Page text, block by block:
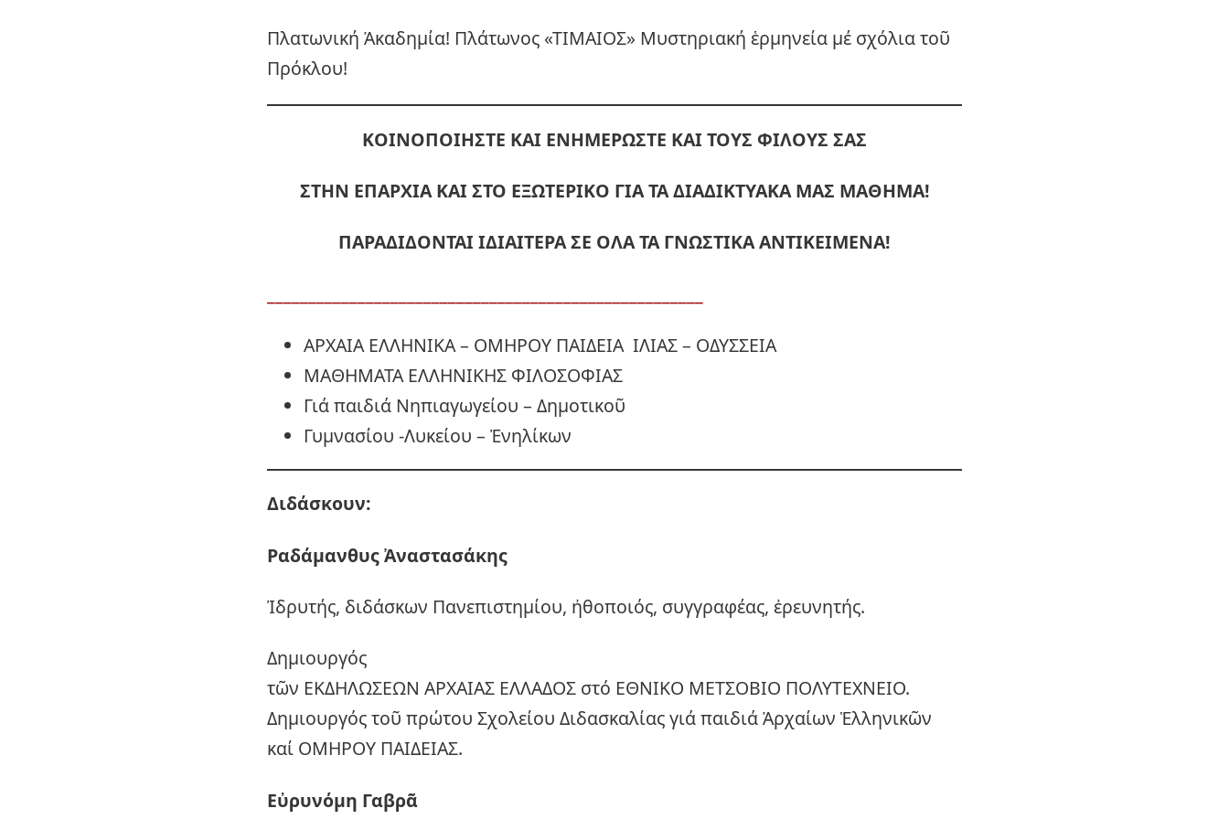
Πλατωνική Ἀκαδημία! Πλάτωνος «ΤΙΜΑΙΟΣ» Μυστηριακή ἑρμηνεία μέ σχόλια τοῦ
Πρόκλου!
ΚΟΙΝΟΠΟΙΗΣΤΕ ΚΑΙ ΕΝΗΜΕΡΩΣΤΕ ΚΑΙ ΤΟΥΣ ΦΙΛΟΥΣ ΣΑΣ
ΣΤΗΝ ΕΠΑΡΧΙΑ ΚΑΙ ΣΤΟ ΕΞΩΤΕΡΙΚΟ ΓΙΑ ΤΑ ΔΙΑΔΙΚΤΥΑΚΑ ΜΑΣ ΜΑΘΗΜΑ!
ΠΑΡΑΔΙΔΟΝΤΑΙ ΙΔΙΑΙΤΕΡΑ ΣΕ ΟΛΑ ΤΑ ΓΝΩΣΤΙΚΑ ΑΝΤΙΚΕΙΜΕΝΑ!
ΑΡΧΑΙΑ ΕΛΛΗΝΙΚΑ – ΟΜΗΡΟΥ ΠΑΙΔΕΙΑ ΙΛΙΑΣ – ΟΔΥΣΣΕΙΑ
ΜΑΘΗΜΑΤΑ ΕΛΛΗΝΙΚΗΣ ΦΙΛΟΣΟΦΙΑΣ
Γιά παιδιά Νηπιαγωγείου – Δημοτικοῦ
Γυμνασίου -Λυκείου – Ἐνηλίκων
Διδάσκουν:
ΡαδάμανθυςἈναστασάκης
Ἰδρυτής, διδάσκων Πανεπιστημίου, ἠθοποιός, συγγραφέας, ἐρευνητής.
Δημιουργός
τῶν ΕΚΔΗΛΩΣΕΩΝ ΑΡΧΑΙΑΣ ΕΛΛΑΔΟΣ στό ΕΘΝΙΚΟ ΜΕΤΣΟΒΙΟ ΠΟΛΥΤΕΧΝΕΙΟ.
Δημιουργός τοῦ πρώτου Σχολείου Διδασκαλίας γιά παιδιά Ἀρχαίων Ἑλληνικῶν
καί ΟΜΗΡΟΥ ΠΑΙΔΕΙΑΣ.
Εὐρυνόμη Γαβρᾶ